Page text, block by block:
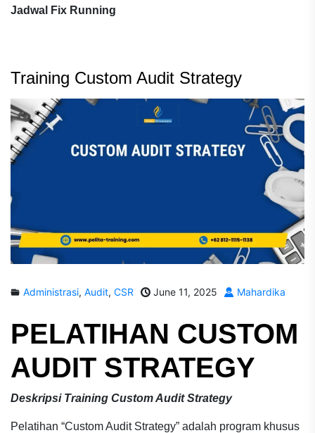
Jadwal Fix Running
Training Custom Audit Strategy
Administrasi, Audit, CSR June 11, 2025 Mahardika
PELATIHAN CUSTOM
AUDIT STRATEGY
Deskripsi Training Custom Audit Strategy
Pelatihan “Custom Audit Strategy” adalah program khusus